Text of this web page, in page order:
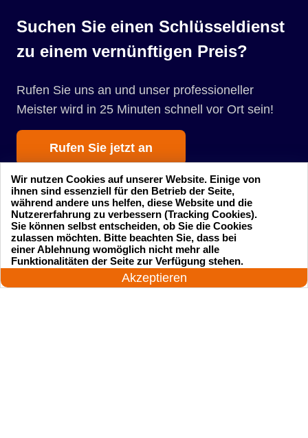
Suchen Sie einen Schlüsseldienst
zu einem vernünftigen Preis?
Rufen Sie uns an und unser professioneller
Meister wird in 25 Minuten schnell vor Ort sein!
Rufen Sie jetzt an
Startseite Einsatzgebiete
Preise
24 Stunden am Tag
Akzeptieren
Wir nutzen Cookies auf unserer Website. Einige von
ihnen sind essenziell für den Betrieb der Seite,
während andere uns helfen, diese Website und die
Nutzererfahrung zu verbessern (Tracking Cookies).
Sie können selbst entscheiden, ob Sie die Cookies
zulassen möchten. Bitte beachten Sie, dass bei
einer Ablehnung womöglich nicht mehr alle
Funktionalitäten der Seite zur Verfügung stehen.